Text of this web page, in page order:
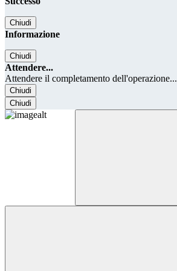
Chiudi
Informazione
Chiudi
Attendere...
Attendere il completamento dell'operazione...
Chiudi
Chiudi